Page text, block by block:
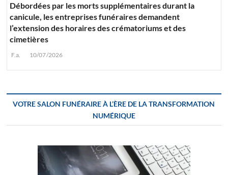
Débordées par les morts supplémentaires durant la
canicule, les entreprises funéraires demandent
l’extension des horaires des crématoriums et des
cimetières
F.a. 10/07/2026
VOTRE SALON FUNÉRAIRE À L’ÈRE DE LA TRANSFORMATION
NUMÉRIQUE